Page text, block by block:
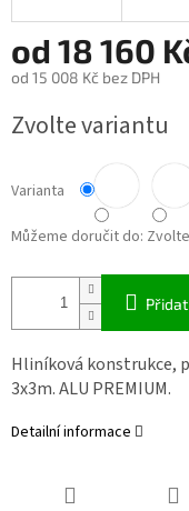
od 18 160
od 15 008 Kč bez DPH
Zvolte variantu
Varianta
Můžeme doručit do:
Hliníková konstrukce,
3x3m. ALU PREMIUM.
Detailní informace